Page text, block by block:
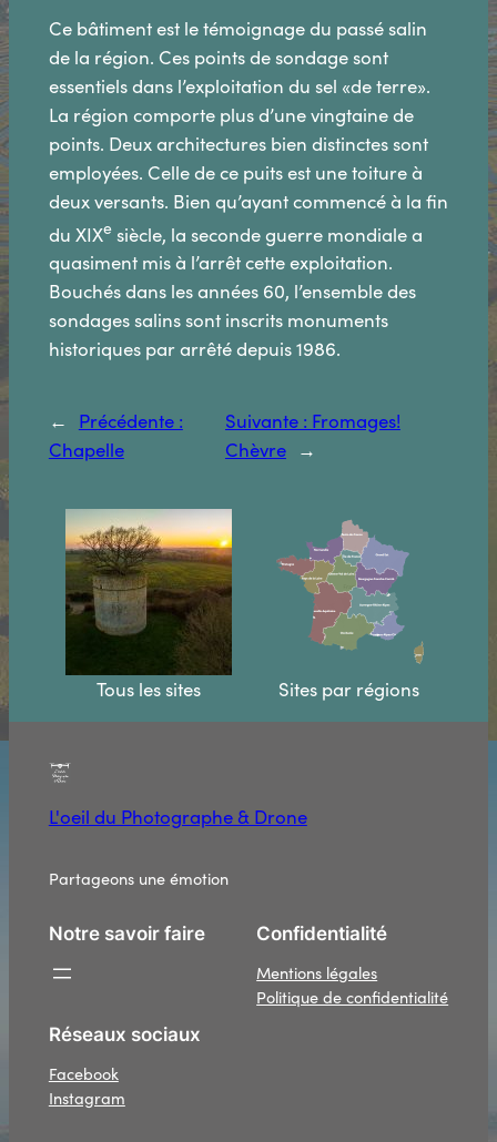
Ce bâtiment est le témoignage du passé salin
de la région. Ces points de sondage sont
essentiels dans l’exploitation du sel «de terre».
La région comporte plus d’une vingtaine de
points. Deux architectures bien distinctes sont
employées. Celle de ce puits est une toiture à
deux versants. Bien qu’ayant commencé à la fin
du XIXesiècle, la seconde guerre mondiale a
quasiment mis à l’arrêt cette exploitation.
Bouchés dans les années 60, l’ensemble des
sondages salins sont inscrits monuments
historiques par arrêté depuis 1986.
←
Précédente :
Chapelle
Suivante : Fromages!
Chèvre →
Tous les sites Sites par régions
L'oeil du Photographe & Drone
Partageons une émotion
Notre savoir faire
Confidentialité
Mentions légales
Politique de confidentialité
Réseaux sociaux
Facebook
Instagram